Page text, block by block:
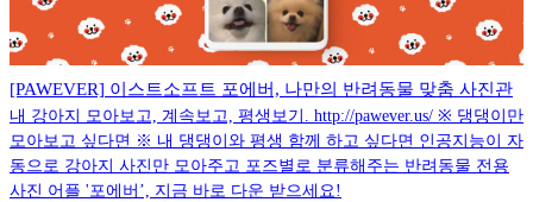
[PAWEVER] 이스트소프트 포에버, 나만의 반려동물 맞춤 사진관
내 강아지 모아보고, 계속보고, 평생보기. http://pawever.us/ ※ 댕댕이만
모아보고 싶다면 ※ 내 댕댕이와 평생 함께 하고 싶다면 인공지능이 자
동으로 강아지 사진만 모아주고 포즈별로 분류해주는 반려동물 전용
사진 어플 '포에버’, 지금 바로 다운 받으세요!